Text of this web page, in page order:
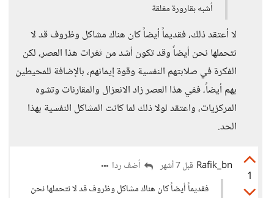
أشبه بقارورة مغلقة
لا أعتقد ذلك، فقديماً أيضاً كان هناك مشاكل وظروف قد لا
نتحملها نحن أيضاً وقد تكون أشد من ثغرات هذا العصر، لكن
الفكرة في صلابتهم النفسية وقوة إيمانهم، بالإضافة للمحيطين
بهم أيضاً، ففي هذا العصر زاد الانعزال والمقارنات وتشوه
المركزيات، واعتقد لولا ذلك لما كانت المشاكل النفسية بهذا
الحد.
1
Rafik_bn قبل 7 أشهر
أضف ردا
فقديماً أيضاً كان هناك مشاكل وظروف قد لا نتحملها نحن